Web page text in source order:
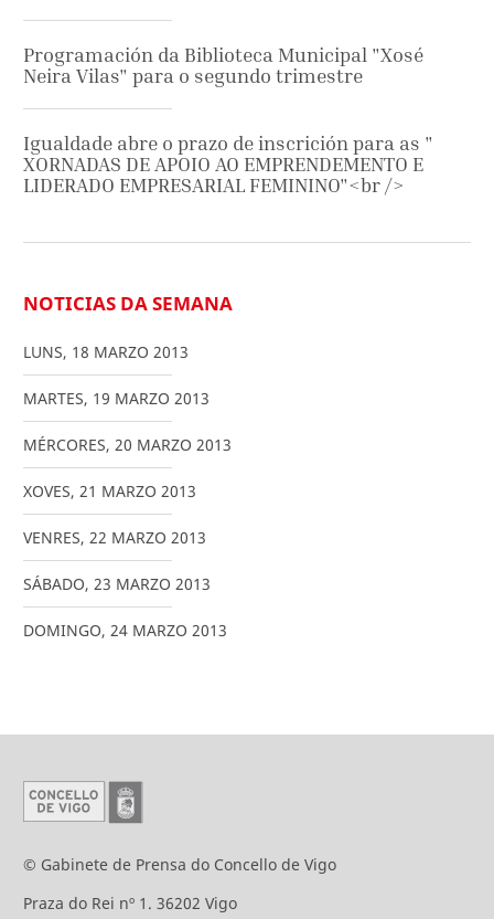
Programación da Biblioteca Municipal "Xosé
Neira Vilas" para o segundo trimestre
Igualdade abre o prazo de inscrición para as "
XORNADAS DE APOIO AO EMPRENDEMENTO E
LIDERADO EMPRESARIAL FEMININO"<br />
NOTICIAS DA SEMANA
LUNS, 18 MARZO 2013
MARTES, 19 MARZO 2013
MÉRCORES, 20 MARZO 2013
XOVES, 21 MARZO 2013
VENRES, 22 MARZO 2013
SÁBADO, 23 MARZO 2013
DOMINGO, 24 MARZO 2013
© Gabinete de Prensa do Concello de Vigo
Praza do Rei nº 1. 36202 Vigo